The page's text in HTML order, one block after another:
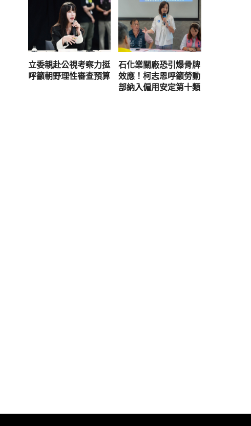
立委親赴公視考察力挺
呼籲朝野理性審查預算
石化業關廠恐引爆骨牌
效應！柯志恩呼籲勞動
部納入僱用安定第十類